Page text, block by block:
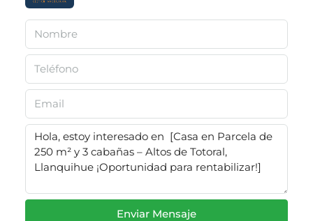
Enviar Mensaje